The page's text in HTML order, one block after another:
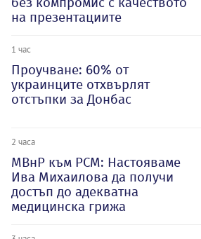
на презентациите
1 час
Проучване: 60% от
украинците отхвърлят
отстъпки за Донбас
2 часа
МВнР към РСМ: Настояваме
Ива Михаилова да получи
достъп до адекватна
медицинска грижа